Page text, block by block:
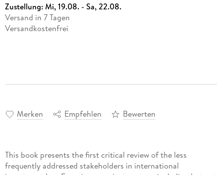
Zustellung:Mi, 19.08. - Sa, 22.08.
Versand in 7 Tagen
Versandkostenfrei
Merken Empfehlen Bewerten
This book presents the first critical review of the less
frequently addressed stakeholders in international